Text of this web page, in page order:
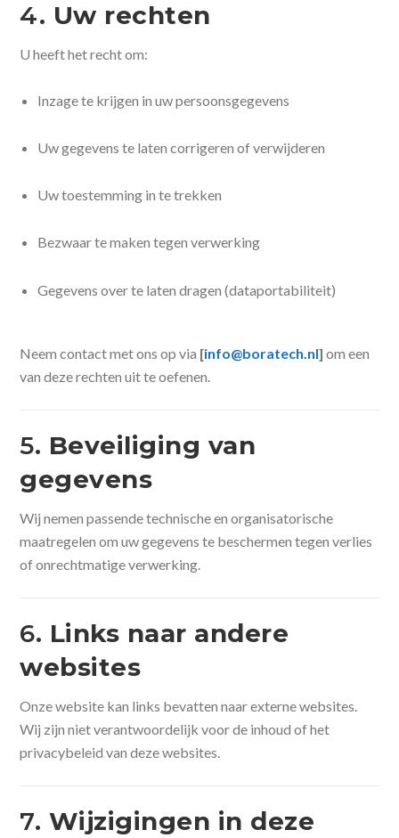
4. Uw rechten
U heeft het recht om:
Inzage te krijgen in uw persoonsgegevens
Uw gegevens te laten corrigeren of verwijderen
Uw toestemming in te trekken
Bezwaar te maken tegen verwerking
Gegevens over te laten dragen (dataportabiliteit)
Neem contact met ons op via [info@boratech.nl] om een
van deze rechten uit te oefenen.
5. Beveiliging van
gegevens
Wij nemen passende technische en organisatorische
maatregelen om uw gegevens te beschermen tegen verlies
of onrechtmatige verwerking.
6. Links naar andere
websites
Onze website kan links bevatten naar externe websites.
Wij zijn niet verantwoordelijk voor de inhoud of het
privacybeleid van deze websites.
7. Wijzigingen in deze